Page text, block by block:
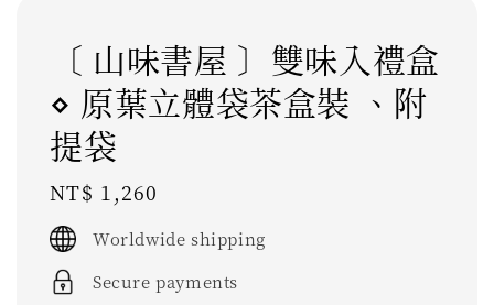
〔 山味書屋 〕雙味入禮盒
⋄ 原葉立體袋茶盒裝 、附
提袋
Regular
price
NT$ 1,260
Worldwide shipping
Secure payments